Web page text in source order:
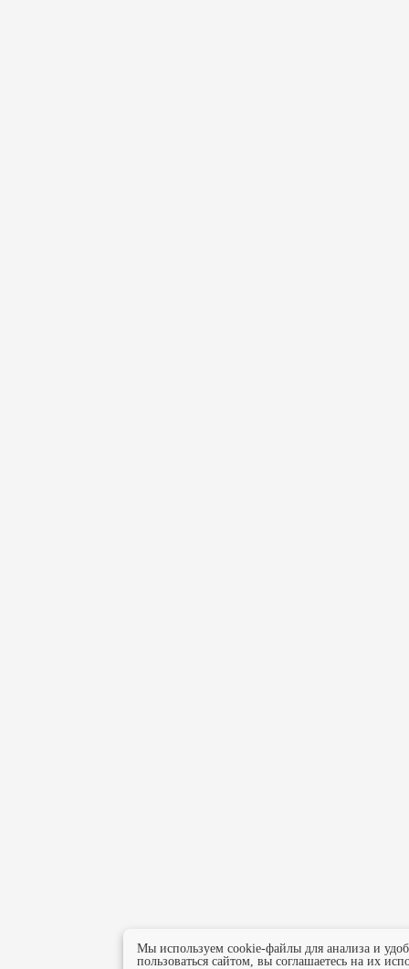
Мы используем cookie-файлы для анализа и
пользоваться сайтом, вы соглашаетесь на их